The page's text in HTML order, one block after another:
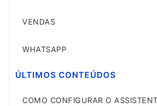
VENDAS
WHATSAPP
ÚLTIMOS CONTEÚDOS
COMO CONFIGURAR O